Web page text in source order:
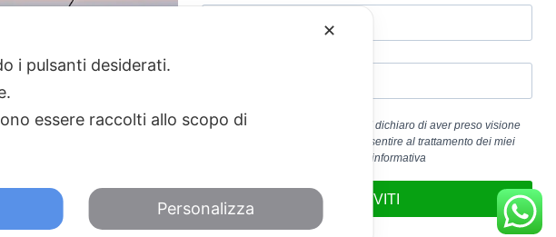
Andrenacci P.Iva 01917920678
Policy Terms of Servicedi Google.
✕
i pulsanti desiderati.
essere raccolti allo scopo di
Personalizza
Cliccando sul pulsante “ISCRIVITI” dichiaro di aver preso visione
e di acconsentire al trattamento dei miei
dati personali per la finalità b) dell’informativa
ISCRIVITI